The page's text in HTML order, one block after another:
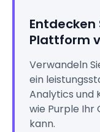
Entdecken
Plattform
Verwandeln
ein
Analytics und
wie Purple
kann.